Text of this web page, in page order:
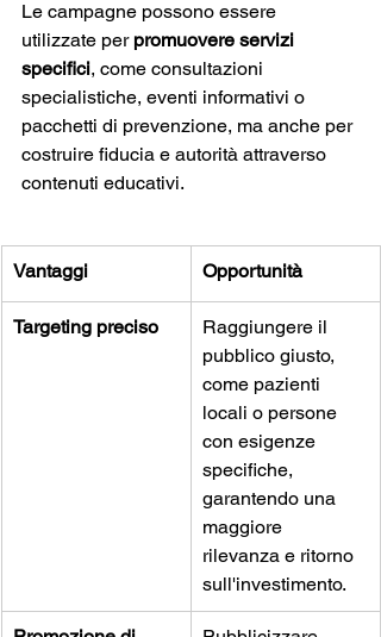
Le campagne possono essere
utilizzate per promuovere servizi
specifici, come consultazioni
specialistiche, eventi informativi o
pacchetti di prevenzione, ma anche per
costruire fiducia e autorità attraverso
contenuti educativi.
Vantaggi Opportunità
Targeting preciso
Raggiungere il
pubblico giusto,
come pazienti
locali o persone
con esigenze
specifiche,
garantendo una
maggiore
rilevanza e ritorno
sull'investimento.